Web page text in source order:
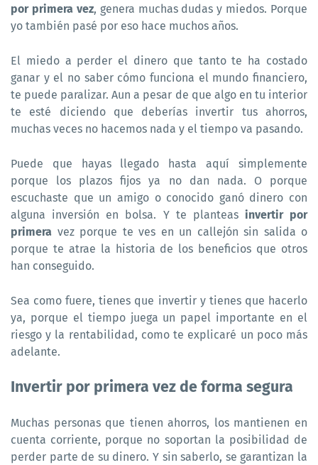
por primera vez, genera muchas dudas y miedos. Porque
yo también pasé por eso hace muchos años.
El miedo a perder el dinero que tanto te ha costado
ganar y el no saber cómo funciona el mundo financiero,
te puede paralizar. Aun a pesar de que algo en tu interior
te esté diciendo que deberías invertir tus ahorros,
muchas veces no hacemos nada y el tiempo va pasando.
Puede que hayas llegado hasta aquí simplemente
porque los plazos fijos ya no dan nada. O porque
escuchaste que un amigo o conocido ganó dinero con
alguna inversión en bolsa. Y te planteas invertir por
primera vez porque te ves en un callejón sin salida o
porque te atrae la historia de los beneficios que otros
han conseguido.
Sea como fuere, tienes que invertir y tienes que hacerlo
ya, porque el tiempo juega un papel importante en el
riesgo y la rentabilidad, como te explicaré un poco más
adelante.
Invertir por primera vez de forma segura
Muchas personas que tienen ahorros, los mantienen en
cuenta corriente, porque no soportan la posibilidad de
perder parte de su dinero. Y sin saberlo, se garantizan la